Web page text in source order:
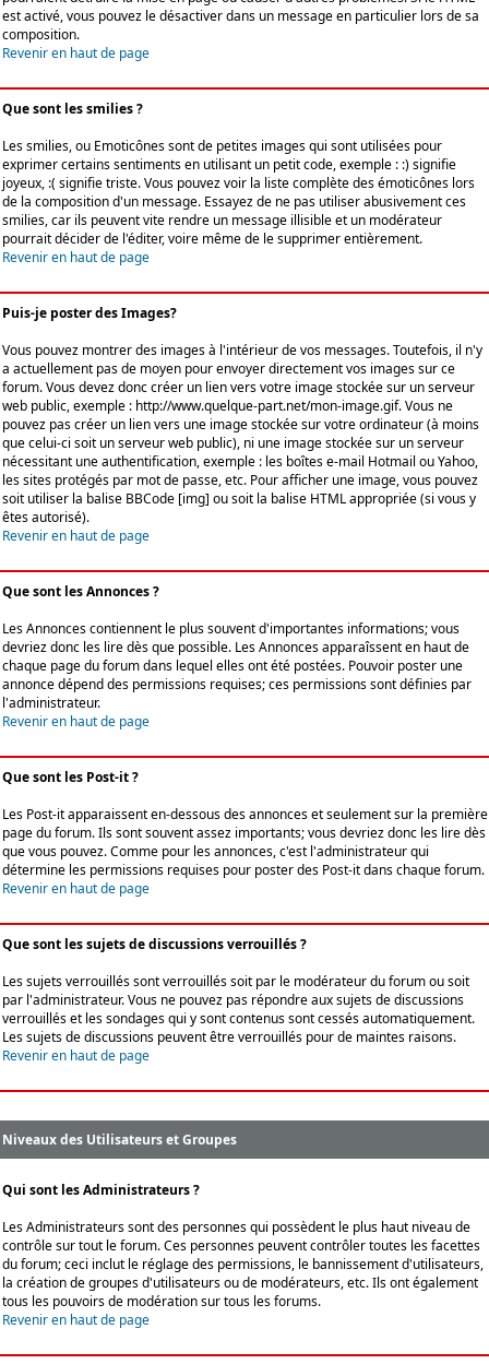
est activé, vous pouvez le désactiver dans un message en particulier lors de sa
composition.
Revenir en haut de page
Que sont les smilies ?
Les smilies, ou Emoticônes sont de petites images qui sont utilisées pour
exprimer certains sentiments en utilisant un petit code, exemple : :) signifie
joyeux, :( signifie triste. Vous pouvez voir la liste complète des émoticônes lors
de la composition d'un message. Essayez de ne pas utiliser abusivement ces
smilies, car ils peuvent vite rendre un message illisible et un modérateur
pourrait décider de l'éditer, voire même de le supprimer entièrement.
Revenir en haut de page
Puis-je poster des Images?
Vous pouvez montrer des images à l'intérieur de vos messages. Toutefois, il n'y
a actuellement pas de moyen pour envoyer directement vos images sur ce
forum. Vous devez donc créer un lien vers votre image stockée sur un serveur
web public, exemple : http://www.quelque-part.net/mon-image.gif. Vous ne
pouvez pas créer un lien vers une image stockée sur votre ordinateur (à moins
que celui-ci soit un serveur web public), ni une image stockée sur un serveur
nécessitant une authentification, exemple : les boîtes e-mail Hotmail ou Yahoo,
les sites protégés par mot de passe, etc. Pour afficher une image, vous pouvez
soit utiliser la balise BBCode [img] ou soit la balise HTML appropriée (si vous y
êtes autorisé).
Revenir en haut de page
Que sont les Annonces ?
Les Annonces contiennent le plus souvent d'importantes informations; vous
devriez donc les lire dès que possible. Les Annonces apparaîssent en haut de
chaque page du forum dans lequel elles ont été postées. Pouvoir poster une
annonce dépend des permissions requises; ces permissions sont définies par
l'administrateur.
Revenir en haut de page
Que sont les Post-it ?
Les Post-it apparaissent en-dessous des annonces et seulement sur la première
page du forum. Ils sont souvent assez importants; vous devriez donc les lire dès
que vous pouvez. Comme pour les annonces, c'est l'administrateur qui
détermine les permissions requises pour poster des Post-it dans chaque forum.
Revenir en haut de page
Que sont les sujets de discussions verrouillés ?
Les sujets verrouillés sont verrouillés soit par le modérateur du forum ou soit
par l'administrateur. Vous ne pouvez pas répondre aux sujets de discussions
verrouillés et les sondages qui y sont contenus sont cessés automatiquement.
Les sujets de discussions peuvent être verrouillés pour de maintes raisons.
Revenir en haut de page
Niveaux des Utilisateurs et Groupes
Qui sont les Administrateurs ?
Les Administrateurs sont des personnes qui possèdent le plus haut niveau de
contrôle sur tout le forum. Ces personnes peuvent contrôler toutes les facettes
du forum; ceci inclut le réglage des permissions, le bannissement d'utilisateurs,
la création de groupes d'utilisateurs ou de modérateurs, etc. Ils ont également
tous les pouvoirs de modération sur tous les forums.
Revenir en haut de page